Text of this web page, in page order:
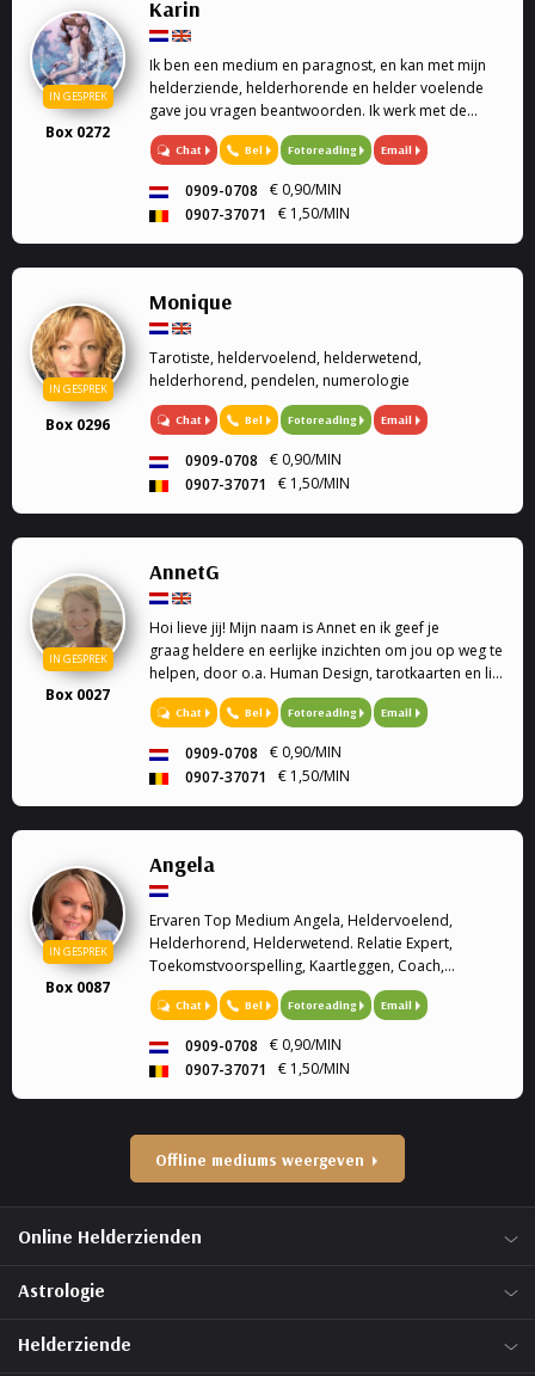
IN GESPREK
Box 0272
Karin
Ik ben een medium en paragnost, en kan met mijn
helderziende, helderhorende en helder voelende
gave jou vragen beantwoorden. Ik werk met de
engelen kaarten en geef engelen readings en
healing. Mijn specialiteit is tweeling zielen, en liefde.
Chat Bel Fotoreading Email
0909-0708
€ 0,90/MIN
0907-37071
€ 1,50/MIN
IN GESPREK
Box 0296
Monique
Tarotiste, heldervoelend, helderwetend,
helderhorend, pendelen, numerologie
Chat Bel Fotoreading Email
0909-0708
€ 0,90/MIN
0907-37071
€ 1,50/MIN
IN GESPREK
Box 0027
AnnetG
Hoi lieve jij! Mijn naam is Annet en ik geef je
graag heldere en eerlijke inzichten om jou op weg te
helpen, door o.a. Human Design, tarotkaarten en life
coaching.
Chat Bel Fotoreading Email
0909-0708
€ 0,90/MIN
0907-37071
€ 1,50/MIN
IN GESPREK
Box 0087
Angela
Ervaren Top Medium Angela, Heldervoelend,
Helderhorend, Helderwetend. Relatie Expert,
Toekomstvoorspelling, Kaartleggen, Coach,
Hoogevoelige kinderen, regressie Therapeut. Met
mijn gaven wil ik u graag helpen. Relatie Expert Op
Chat Bel Fotoreading Email
0909-0708
€ 0,90/MIN
0907-37071
€ 1,50/MIN
Offline mediums weergeven
Online Helderzienden
Astrologie
Helderziende